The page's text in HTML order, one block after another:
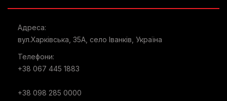
Адреса:
вул.Харківська, 35А, село Іванків, Україна
Телефони:
+38 067 445 1883
+38 098 285 0000